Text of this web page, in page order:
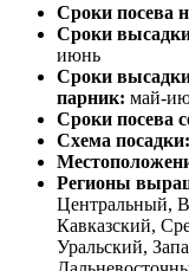
Сроки посева
Сроки
июнь
Сроки высадки
парник: май-
Сроки посева
Схема посадки:
Регионы
Центральный,
Кавказский,
Уральский,